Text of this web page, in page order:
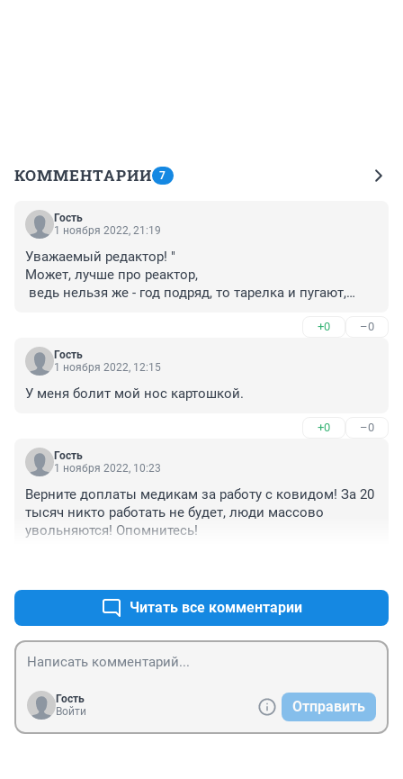
КОММЕНТАРИИ 7
Гость
1 ноября 2022, 21:19
Уважаемый редактор! "
Может, лучше про реактор,
ведь нельзя же - год подряд, то тарелка и пугают,
Нас уже этими страшилками не проймешь- теперь
новая фишка....
+0 –0
Гость
1 ноября 2022, 12:15
У меня болит мой нос картошкой.
+0 –0
Гость
1 ноября 2022, 10:23
Верните доплаты медикам за работу с ковидом! За 20
тысяч никто работать не будет, люди массово
увольняются! Опомнитесь!
Читать все комментарии
Гость
Войти
Отправить